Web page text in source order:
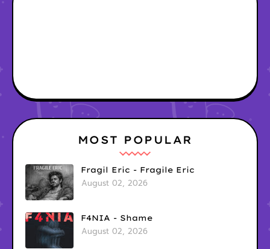
MOST POPULAR
Fragil Eric - Fragile Eric
August 02, 2026
F4NIA - Shame
August 02, 2026